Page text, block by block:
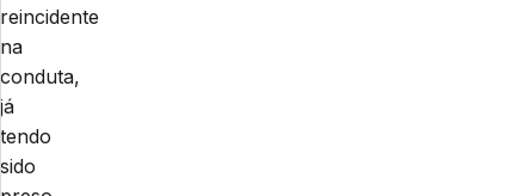
reincidente
na
conduta,
já
tendo
sido